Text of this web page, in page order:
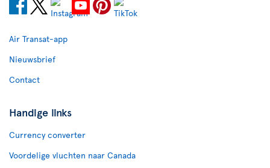
Air Transat-app
Nieuwsbrief
Contact
Handige links
Currency converter
Voordelige vluchten naar Canada